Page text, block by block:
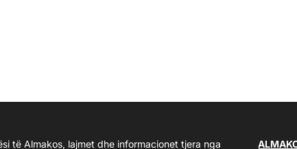
të Almakos, lajmet dhe informacionet tjera nga